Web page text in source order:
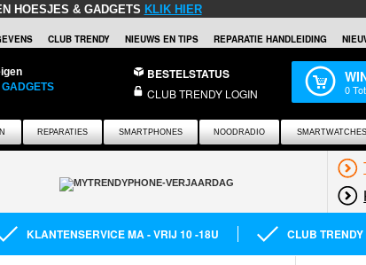
HOESJES & GADGETS KLIK HIER
CLUB TRENDY NIEUWS EN TIPS REPARATIE HANDLEIDING
BESTELSTATUS
CLUB TRENDY LOGIN 0
REPARATIES SMARTPHONES NOODRADIO SMARTWATCHES
KLANTENSERVICE MA - VRIJ 10 -18U CLUB